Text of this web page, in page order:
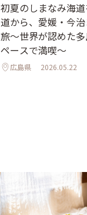
初夏のしまなみ海
道から、愛媛・今
旅〜世界が認めた
ペースで満喫〜
広島県 2026.05.22